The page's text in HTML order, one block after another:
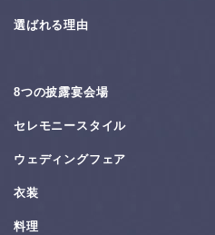
選ばれる理由
8つの披露宴会場
セレモニースタイル
ウェディングフェア
衣装
料理